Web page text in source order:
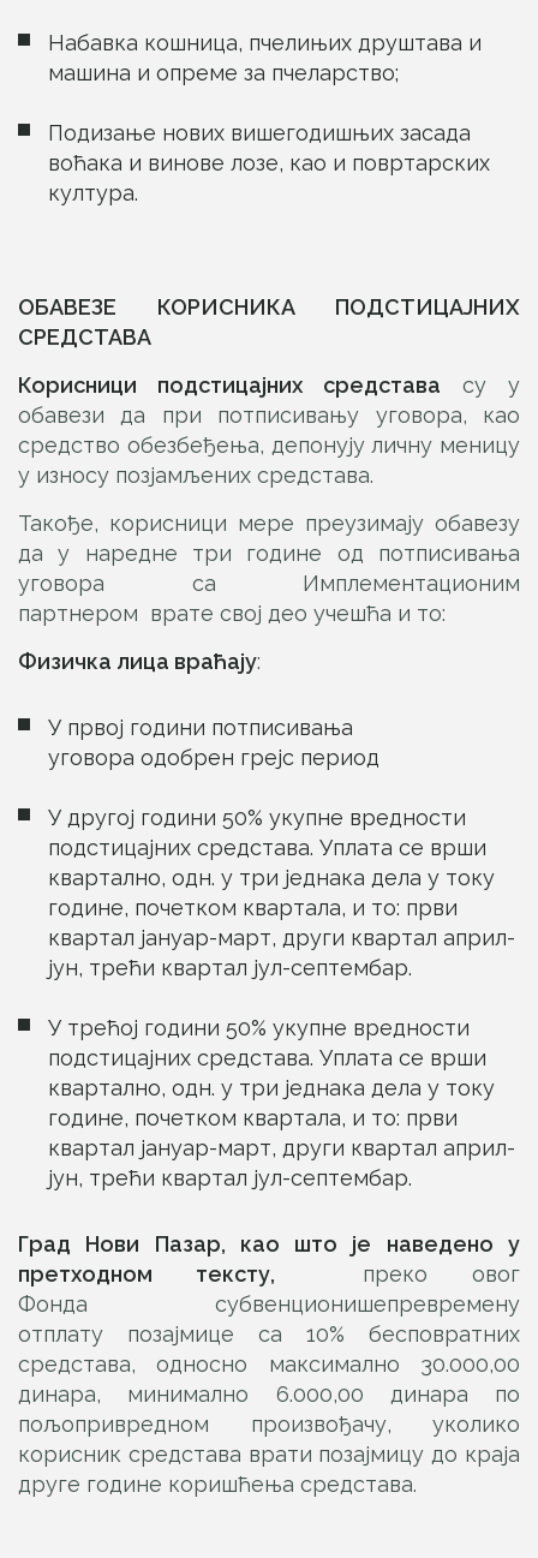
Набавка кошница, пчелињих друштава и
машина и опреме за пчеларство;
Подизање нових вишегодишњих засада
воћака и винове лозе, као и повртарских
култура.
ОБАВЕЗЕ КОРИСНИКА ПОДСТИЦАЈНИХ
СРЕДСТАВА
Корисници подстицајних средстава су у
обавези да при потписивању уговора, као
средство обезбеђења, депонују личну меницу
у износу позјамљених средстава.
Такође, корисници мере преузимају обавезу
да у наредне три године од потписивања
уговора са Имплементационим
партнером врате свој део учешћа и то:
Физичка лица враћају:
У првој години потписивања
уговора одобрен грејс период
У другој години 50% укупне вредности
подстицајних средстава. Уплата се врши
квартално, одн. у три једнака дела у току
године, почетком квартала, и то: први
квартал јануар-март, други квартал април-
јун, трећи квартал јул-септембар.
У трећој години 50% укупне вредности
подстицајних средстава. Уплата се врши
квартално, одн. у три једнака дела у току
године, почетком квартала, и то: први
квартал јануар-март, други квартал април-
јун, трећи квартал јул-септембар.
Град Нови Пазар, као што је наведено у
претходном тексту,
преко овог
Фонда субвенционишепревремену
отплату позајмице са 10% бесповратних
средстава, односно максимално 30.000,00
динара, минимално 6.000,00 динара по
пољопривредном произвођачу, уколико
корисник средстава врати позајмицу до краја
друге године коришћења средстава.